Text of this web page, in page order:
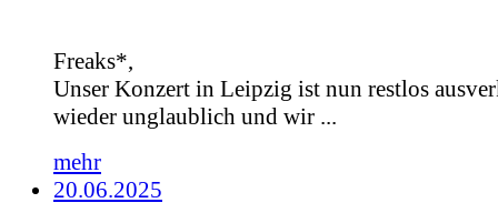
Freaks*,
Unser Konzert in Leipzig ist nun restlos
wieder unglaublich und wir ...
mehr
20.06.2025